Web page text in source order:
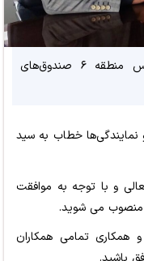
«سید حمید فانی یزدی» به عنوان رئیس منطقه ۶ صندوق‌های
خطاب به سید
و با توجه به موافقت
همکاری تمامی همکاران